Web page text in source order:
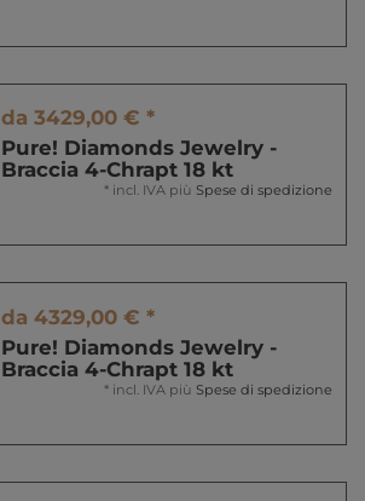
da 3429,00 € *
Pure! Diamonds Jewelry -
Braccia 4-Chrapt 18 kt
* incl. IVA più Spese di spedizione
da 4329,00 € *
Pure! Diamonds Jewelry -
Braccia 4-Chrapt 18 kt
* incl. IVA più Spese di spedizione